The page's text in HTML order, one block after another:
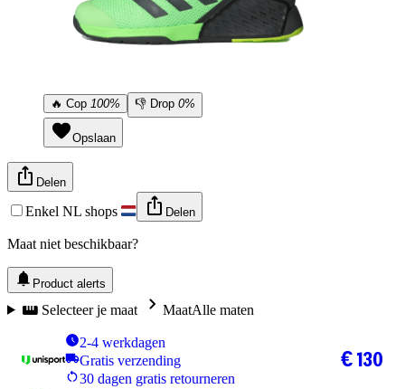
🔥 Cop 100% 👎 Drop 0%
Opslaan
Delen
Enkel NL shops Delen
Maat niet beschikbaar?
Product alerts
Selecteer je maat MaatAlle maten
2-4 werkdagen
Gratis verzending
30 dagen gratis retourneren
€ 130